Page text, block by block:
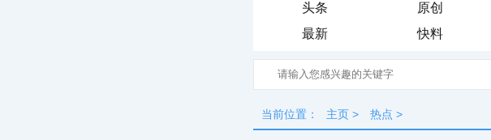
头条 原创
最新
快料
当前位置： 主页 > 热点 >